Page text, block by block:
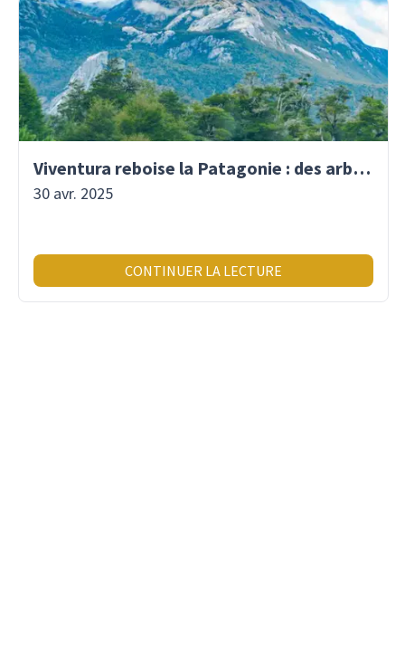
Viventura reboise la Patagonie : des arbres plantés pour demain !
30 avr. 2025
CONTINUER LA LECTURE